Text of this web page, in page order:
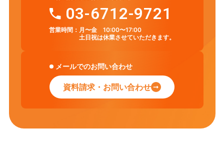
03-6712-9721
営業時間： 月〜金 10:00〜17:00
土日祝は休業させていただきます。
メールでのお問い合わせ
資料請求・お問い合わせ